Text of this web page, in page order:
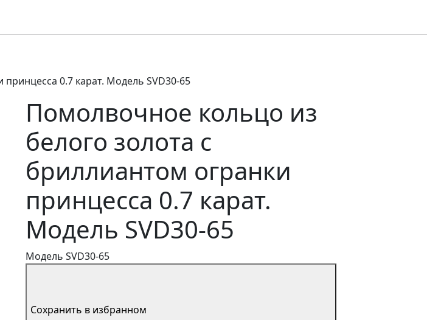
0.7 карат. Модель SVD30-65
Помолвочное кольцо из
белого золота с
бриллиантом огранки
принцесса 0.7 карат.
Модель SVD30-65
Модель SVD30-65
Сохранить в избранном